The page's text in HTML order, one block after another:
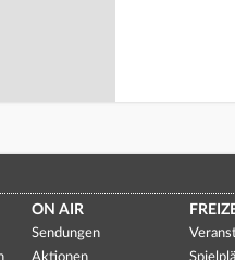
ON AIR
Sendungen
Aktionen